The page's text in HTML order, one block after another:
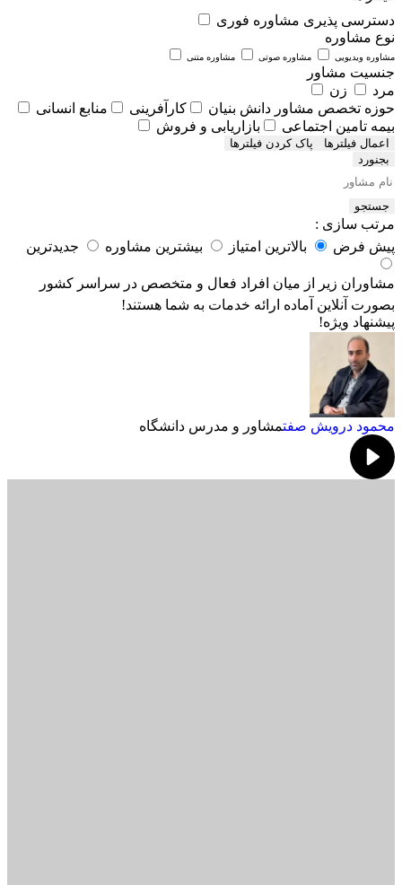
دسترسی پذیری مشاوره فوری
نوع مشاوره
مشاوره ویدیویی مشاوره صوتی مشاوره متنی
جنسیت مشاور
مرد
زن
حوزه تخصص مشاور دانش بنیان کارآفرینی
منابع انسانی
بیمه تامین اجتماعی
بازاریابی و فروش
اعمال فیلترها
بجنورد
جستجو
مرتب سازی :
پیش فرض
بالاترین امتیاز بیشترین مشاوره جدیدترین
مشاوران زیر از میان افراد فعال و متخصص در سراسر کشور
بصورت آنلاین آماده ارائه خدمات به شما هستند!
پیشنهاد ویژه!
محمود درویش صفتمشاور و مدرس دانشگاه